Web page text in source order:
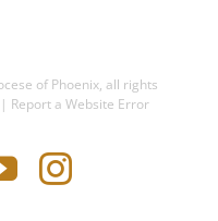
of Phoenix, all rights
| Report a Website Error
YouTubeInstagram